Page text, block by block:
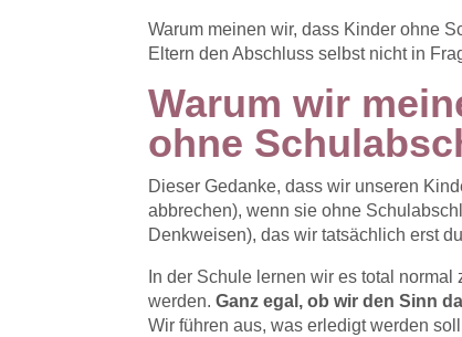
Warum meinen wir, dass Kinder ohne
Eltern den Abschluss selbst nicht in
Warum wir
ohne
Dieser Gedanke, dass wir unseren
abbrechen), wenn sie ohne
Denkweisen), das wir tatsächlich erst
In der Schule lernen wir es total
werden.Ganz egal, ob wir den Sinn
Wir führen aus, was erledigt werden